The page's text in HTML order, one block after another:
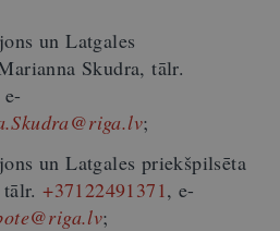
un Latgales
Skudra, tālr.
;
un Latgales priekšpilsēta
tālr.+37122491371, e-
;